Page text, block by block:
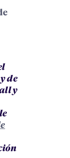
de
y